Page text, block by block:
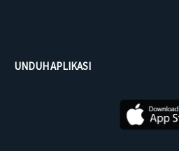
UNDUH APLIKASI